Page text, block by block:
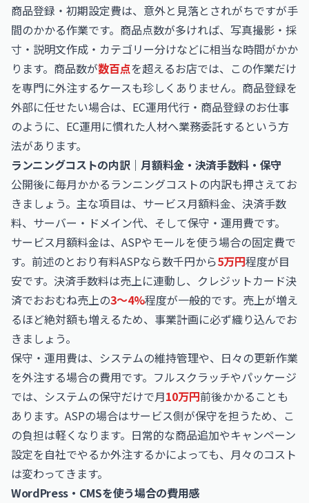
商品登録・初期設定費は、意外と見落とされがちですが手
間のかかる作業です。商品点数が多ければ、写真撮影・採
寸・説明文作成・カテゴリー分けなどに相当な時間がかか
ります。商品数が数百点を超えるお店では、この作業だけ
を専門に外注するケースも珍しくありません。商品登録を
外部に任せたい場合は、 EC運用代行・商品登録のお仕事
のように、EC運用に慣れた人材へ業務委託するという方
法があります。
ランニングコストの内訳｜月額料金・決済手数料・保守
公開後に毎月かかるランニングコストの内訳も押さえてお
きましょう。主な項目は、サービス月額料金、決済手数
料、サーバー・ドメイン代、そして保守・運用費です。
サービス月額料金は、ASPやモールを使う場合の固定費で
す。前述のとおり有料ASPなら数千円から5万円程度が目
安です。決済手数料は売上に連動し、クレジットカード決
済でおおむね売上の3〜4%程度が一般的です。売上が増え
るほど絶対額も増えるため、事業計画に必ず織り込んでお
きましょう。
保守・運用費は、システムの維持管理や、日々の更新作業
を外注する場合の費用です。フルスクラッチやパッケージ
では、システムの保守だけで月10万円前後かかることも
あります。ASPの場合はサービス側が保守を担うため、こ
の負担は軽くなります。日常的な商品追加やキャンペーン
設定を自社でやるか外注するかによっても、月々のコスト
は変わってきます。
WordPress・CMSを使う場合の費用感